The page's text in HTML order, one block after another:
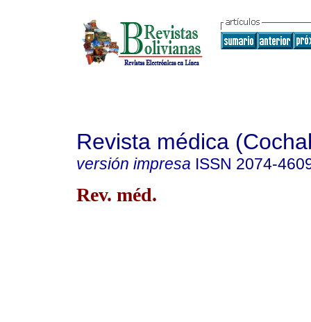
Revista médica
versión impresa ISSN 2074-
Rev. méd.